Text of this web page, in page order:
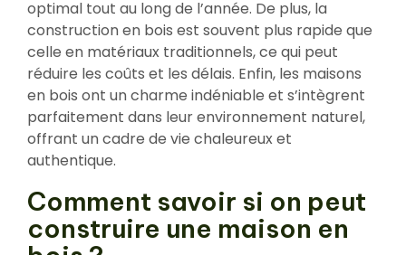
optimal tout au long de l’année. De plus, la
construction en bois est souvent plus rapide que
celle en matériaux traditionnels, ce qui peut
réduire les coûts et les délais. Enfin, les maisons
en bois ont un charme indéniable et s’intègrent
parfaitement dans leur environnement naturel,
offrant un cadre de vie chaleureux et
authentique.
Comment savoir si on peut
construire une maison en